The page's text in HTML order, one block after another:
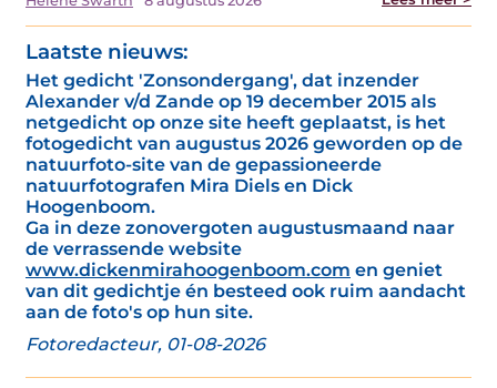
Laatste nieuws:
Het gedicht 'Zonsondergang', dat inzender
Alexander v/d Zande op 19 december 2015 als
netgedicht op onze site heeft geplaatst, is het
fotogedicht van augustus 2026 geworden op de
natuurfoto-site van de gepassioneerde
natuurfotografen Mira Diels en Dick
Hoogenboom.
Ga in deze zonovergoten augustusmaand naar
de verrassende website
www.dickenmirahoogenboom.com en geniet
van dit gedichtje én besteed ook ruim aandacht
aan de foto's op hun site.
Fotoredacteur, 01-08-2026